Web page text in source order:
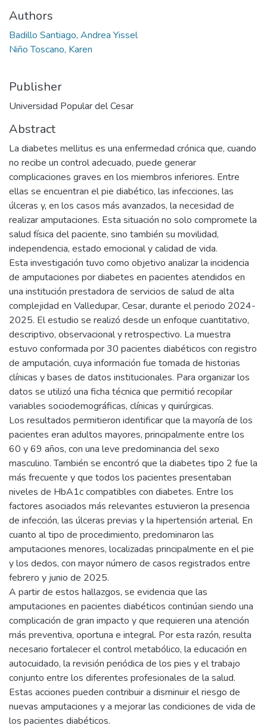
Authors
Badillo Santiago, Andrea Yissel
Niño Toscano, Karen
Publisher
Universidad Popular del Cesar
Abstract
La diabetes mellitus es una enfermedad crónica que, cuando
no recibe un control adecuado, puede generar
complicaciones graves en los miembros inferiores. Entre
ellas se encuentran el pie diabético, las infecciones, las
úlceras y, en los casos más avanzados, la necesidad de
realizar amputaciones. Esta situación no solo compromete la
salud física del paciente, sino también su movilidad,
independencia, estado emocional y calidad de vida.
Esta investigación tuvo como objetivo analizar la incidencia
de amputaciones por diabetes en pacientes atendidos en
una institución prestadora de servicios de salud de alta
complejidad en Valledupar, Cesar, durante el periodo 2024-
2025. El estudio se realizó desde un enfoque cuantitativo,
descriptivo, observacional y retrospectivo. La muestra
estuvo conformada por 30 pacientes diabéticos con registro
de amputación, cuya información fue tomada de historias
clínicas y bases de datos institucionales. Para organizar los
datos se utilizó una ficha técnica que permitió recopilar
variables sociodemográficas, clínicas y quirúrgicas.
Los resultados permitieron identificar que la mayoría de los
pacientes eran adultos mayores, principalmente entre los
60 y 69 años, con una leve predominancia del sexo
masculino. También se encontró que la diabetes tipo 2 fue la
más frecuente y que todos los pacientes presentaban
niveles de HbA1c compatibles con diabetes. Entre los
factores asociados más relevantes estuvieron la presencia
de infección, las úlceras previas y la hipertensión arterial. En
cuanto al tipo de procedimiento, predominaron las
amputaciones menores, localizadas principalmente en el pie
y los dedos, con mayor número de casos registrados entre
febrero y junio de 2025.
A partir de estos hallazgos, se evidencia que las
amputaciones en pacientes diabéticos continúan siendo una
complicación de gran impacto y que requieren una atención
más preventiva, oportuna e integral. Por esta razón, resulta
necesario fortalecer el control metabólico, la educación en
autocuidado, la revisión periódica de los pies y el trabajo
conjunto entre los diferentes profesionales de la salud.
Estas acciones pueden contribuir a disminuir el riesgo de
nuevas amputaciones y a mejorar las condiciones de vida de
los pacientes diabéticos.